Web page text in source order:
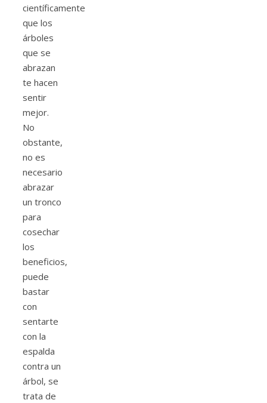
científicamente
que los
árboles
que se
abrazan
te hacen
sentir
mejor.
No
obstante,
no es
necesario
abrazar
un tronco
para
cosechar
los
beneficios,
puede
bastar
con
sentarte
con la
espalda
contra un
árbol, se
trata de